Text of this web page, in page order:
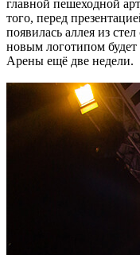
главной пешеходной
того, перед
появилась аллея из
новым логотипом
Арены ещё две недели.